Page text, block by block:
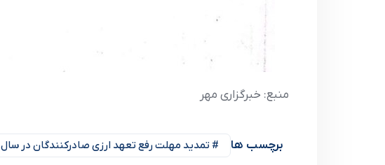
منبع: خبرگزاری مهر
برچسب ها # تمدید مهلت رفع تعهد ارزی صادرکنندگان در سال ۱۴۰۲